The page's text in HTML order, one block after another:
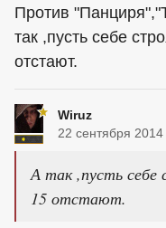
Против
так ,пусть себе
отстают.
Wiruz
22 сентября
А так ,пусть
15 отстают.